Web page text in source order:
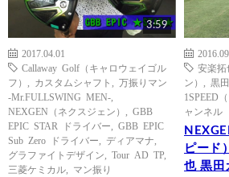
3:59
2017.04.01
Callaway Golf（キャロウェイゴル
フ）
カスタムシャフト
万振りマン
-Mr.FULLSWING MEN-
NEXGEN（ネクスジェン）
GBB
EPIC STAR ドライバー
GBB EPIC
Sub Zero ドライバー
ディアマナ
グラファイトデザイン
Tour AD TP
三菱ケミカル
マン振り
安楽拓
ン）
黒
1SPEED
ャンネル
ピード
也 黒田